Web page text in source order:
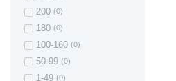
200 (0)
180 (0)
100-160 (0)
50-99 (0)
1-49 (0)